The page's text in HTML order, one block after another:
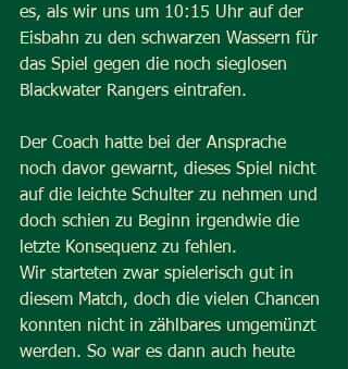
es, als wir uns um 10:15 Uhr auf der
Eisbahn zu den schwarzen Wassern für
das Spiel gegen die noch sieglosen
Blackwater Rangers eintrafen.
Der Coach hatte bei der Ansprache
noch davor gewarnt, dieses Spiel nicht
auf die leichte Schulter zu nehmen und
doch schien zu Beginn irgendwie die
letzte Konsequenz zu fehlen.
Wir starteten zwar spielerisch gut in
diesem Match, doch die vielen Chancen
konnten nicht in zählbares umgemünzt
werden. So war es dann auch heute